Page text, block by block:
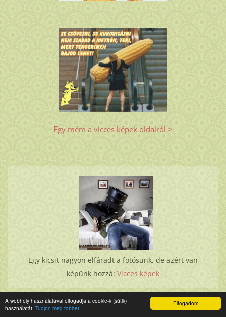
Elfogadom
A webhely használatával elfogadja a cookie-k (sütik)
használatát. Tudjon meg többet
Egy mém a vicces képek oldalról >
Egy kicsit nagyon elfáradt a fotósunk, de azért van
képünk hozzá: Vicces képek